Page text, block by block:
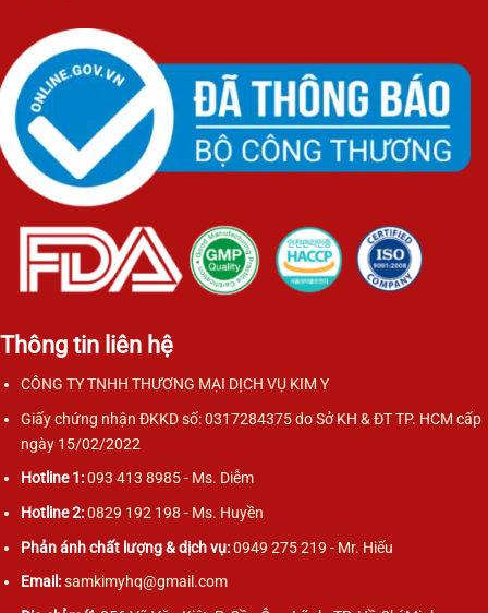
Thông tin liên hệ
CÔNG TY TNHH THƯƠNG MẠI DỊCH VỤ KIM Y
Giấy chứng nhận ĐKKD số: 0317284375 do Sở KH & ĐT TP. HCM cấp
ngày 15/02/2022
Hotline 1:093 413 8985 - Ms. Diễm
Hotline 2:0829 192 198 - Ms. Huyền
Phản ánh chất lượng & dịch vụ:0949 275 219 - Mr. Hiếu
Email:samkimyhq@gmail.com